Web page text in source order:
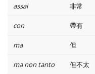
assai 非常
con 帶有
ma 但
ma non tanto 但不太